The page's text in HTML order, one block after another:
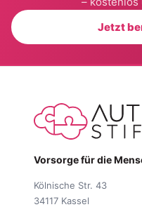
Jetzt
Vorsorge für die
Kölnische Str. 43
34117 Kassel